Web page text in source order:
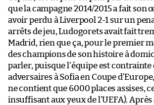
que la campagne 2014/2015 a fait son
avoir perdu à Liverpool 2-1 sur un
arrêts de jeu, Ludogorets avait fait
Madrid, rien que ça, pour le premier
des champions de son histoire à
parler, puisque l’équipe est contrainte
adversaires à Sofia en Coupe
ne contient que 6000 places assises,
insuffisant aux yeux de l’UEFA).